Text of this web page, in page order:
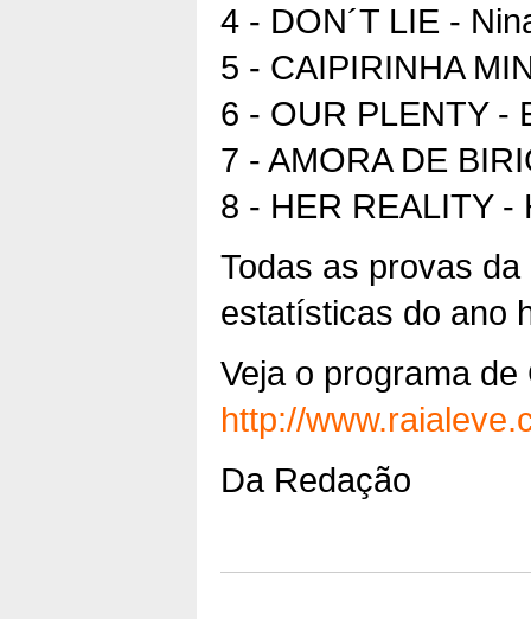
4 - DON´T LIE -
5 - CAIPIRINHA
6 - OUR PLENTY -
7 - AMORA DE
8 - HER REALITY -
Todas as provas
estatísticas do ano
Veja o programa
http://
Da Redação